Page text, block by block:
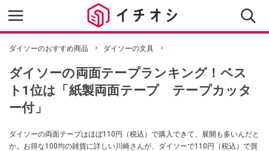
ダイソーのおすすめ商品 ダイソーの文具
ダイソーの両面テープランキング！ベス
ト1位は「紙製両面テープ テープカッタ
ー付」
ダイソーの両面テープはほぼ110円（税込）で購入できて、展開も多いんだと
か。お得な100均の雑貨に詳しい川崎さんが、ダイソーで110円（税込）で買